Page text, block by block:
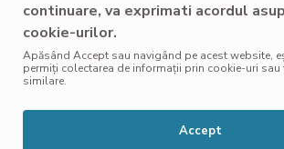
continuare, va exprimati acordul
cookie-urilor.
Apăsând Accept sau navigând pe acest website,
permiți colectarea de informații prin cookie-uri
similare.
Accept